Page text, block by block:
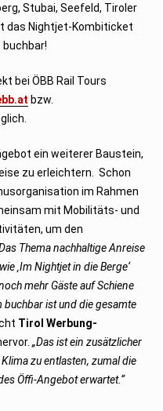
Stubai, Seefeld, Tiroler
das Nightjet-Kombiticket
buchbar!
bei ÖBB Rail Tours
bzw.
ein weiterer Baustein,
zu erleichtern. Schon
im Rahmen
mit Mobilitäts- und
um den
Thema nachhaltige Anreise
‚Im Nightjet in die Berge‘
mehr Gäste auf Schiene
ist und die gesamte
Tirol Werbung-
„Das ist ein zusätzlicher
zu entlasten, zumal die
Öffi-Angebot erwartet.“